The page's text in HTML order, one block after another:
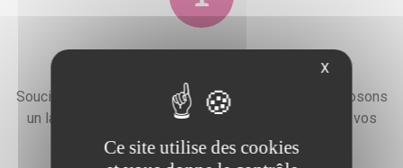
Soucieux de la satisfaction de nos clients, nous proposons
un large choix de prestations qui combleront toutes vos
attentes, besoins et envies festives.
X
Ce site utilise des cookies